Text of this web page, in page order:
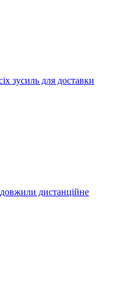
зусиль для доставки
дистанційне